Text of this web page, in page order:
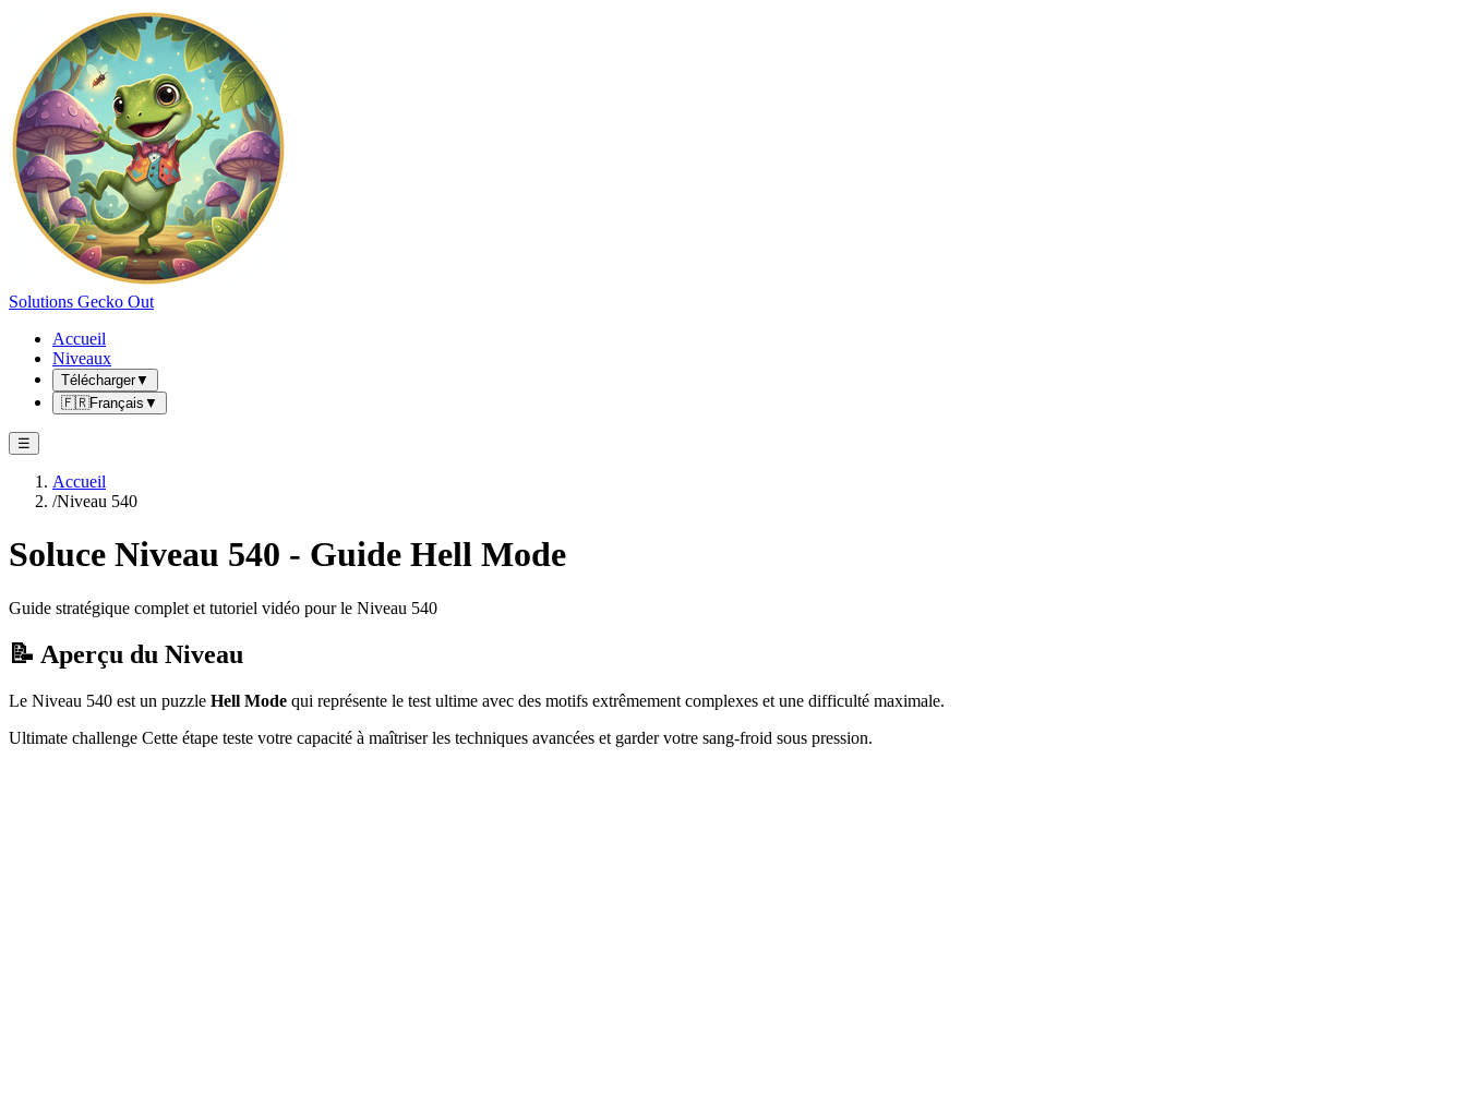
Solutions Gecko Out
Accueil
Niveaux
Télécharger▼
🇫🇷Français ▼
☰
Accueil
/Niveau 540
Soluce Niveau 540 - Guide Hell Mode
Guide stratégique complet et tutoriel vidéo pour le Niveau 540
📝 Aperçu du Niveau
Le Niveau 540 est un puzzle Hell Mode qui représente le test ultime avec des motifs extrêmement complexes et une difficulté maximale.
Ultimate challenge Cette étape teste votre capacité à maîtriser les techniques avancées et garder votre sang-froid sous pression.